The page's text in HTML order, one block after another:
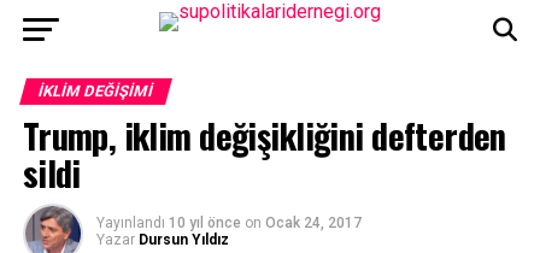
İKLIM DEĞIŞIMI
Trump, iklim değişikliğini defterden
sildi
Yayınlandı 10 yıl önce on Ocak 24, 2017
Yazar Dursun Yıldız